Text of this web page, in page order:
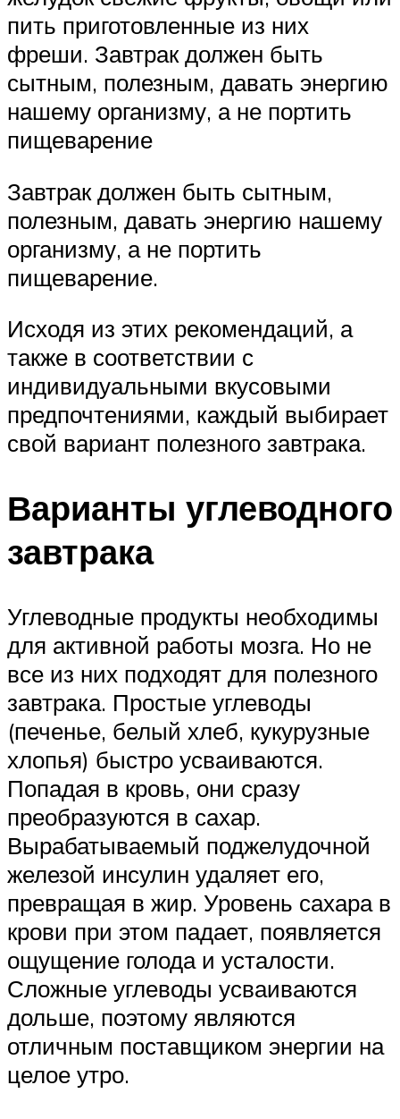
пить приготовленные из них
фреши. Завтрак должен быть
сытным, полезным, давать энергию
нашему организму, а не портить
пищеварение
Завтрак должен быть сытным,
полезным, давать энергию нашему
организму, а не портить
пищеварение.
Исходя из этих рекомендаций, а
также в соответствии с
индивидуальными вкусовыми
предпочтениями, каждый выбирает
свой вариант полезного завтрака.
Варианты углеводного
завтрака
Углеводные продукты необходимы
для активной работы мозга. Но не
все из них подходят для полезного
завтрака. Простые углеводы
(печенье, белый хлеб, кукурузные
хлопья) быстро усваиваются.
Попадая в кровь, они сразу
преобразуются в сахар.
Вырабатываемый поджелудочной
железой инсулин удаляет его,
превращая в жир. Уровень сахара в
крови при этом падает, появляется
ощущение голода и усталости.
Сложные углеводы усваиваются
дольше, поэтому являются
отличным поставщиком энергии на
целое утро.